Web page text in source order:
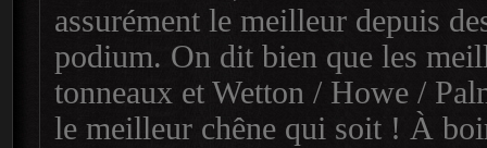
assurément le meilleur depuis
podium. On dit bien que les
tonneaux et Wetton / Howe /
le meilleur chêne qui soit ! À